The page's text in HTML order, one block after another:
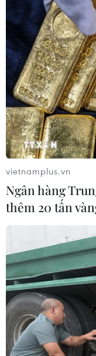
Các lực lượng
cường hợp tác
14/12/2018 08:44
Các lực lượng biên
tâm, tích cực tham
việc phân giới cắm
theo đúng kế
vietnamplus.vn
Ngân hàng
thêm 20 tấn